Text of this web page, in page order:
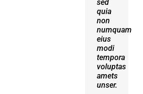
sed
quia
non
numquam
eius
modi
tempora
voluptas
amets
unser.
dui.
Curabitur
ac
felis
arcu
sadips
ipsums
fugiats
nemis.